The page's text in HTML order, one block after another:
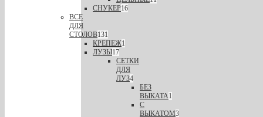
СНУКЕР16
ВСЕ
ДЛЯ
СТОЛОВ131
КРЕПЕЖ1
ЛУЗЫ17
СЕТКИ
ДЛЯ
ЛУЗ4
БЕЗ
ВЫКАТА1
С
ВЫКАТОМ3